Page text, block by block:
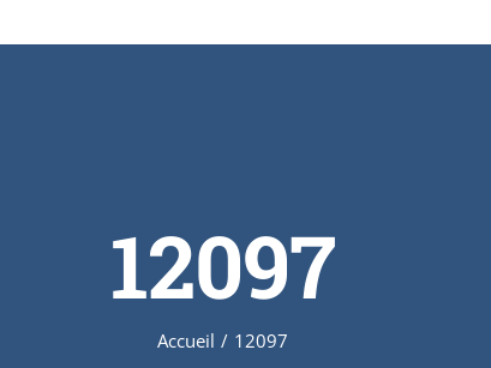
12097
Accueil / 12097